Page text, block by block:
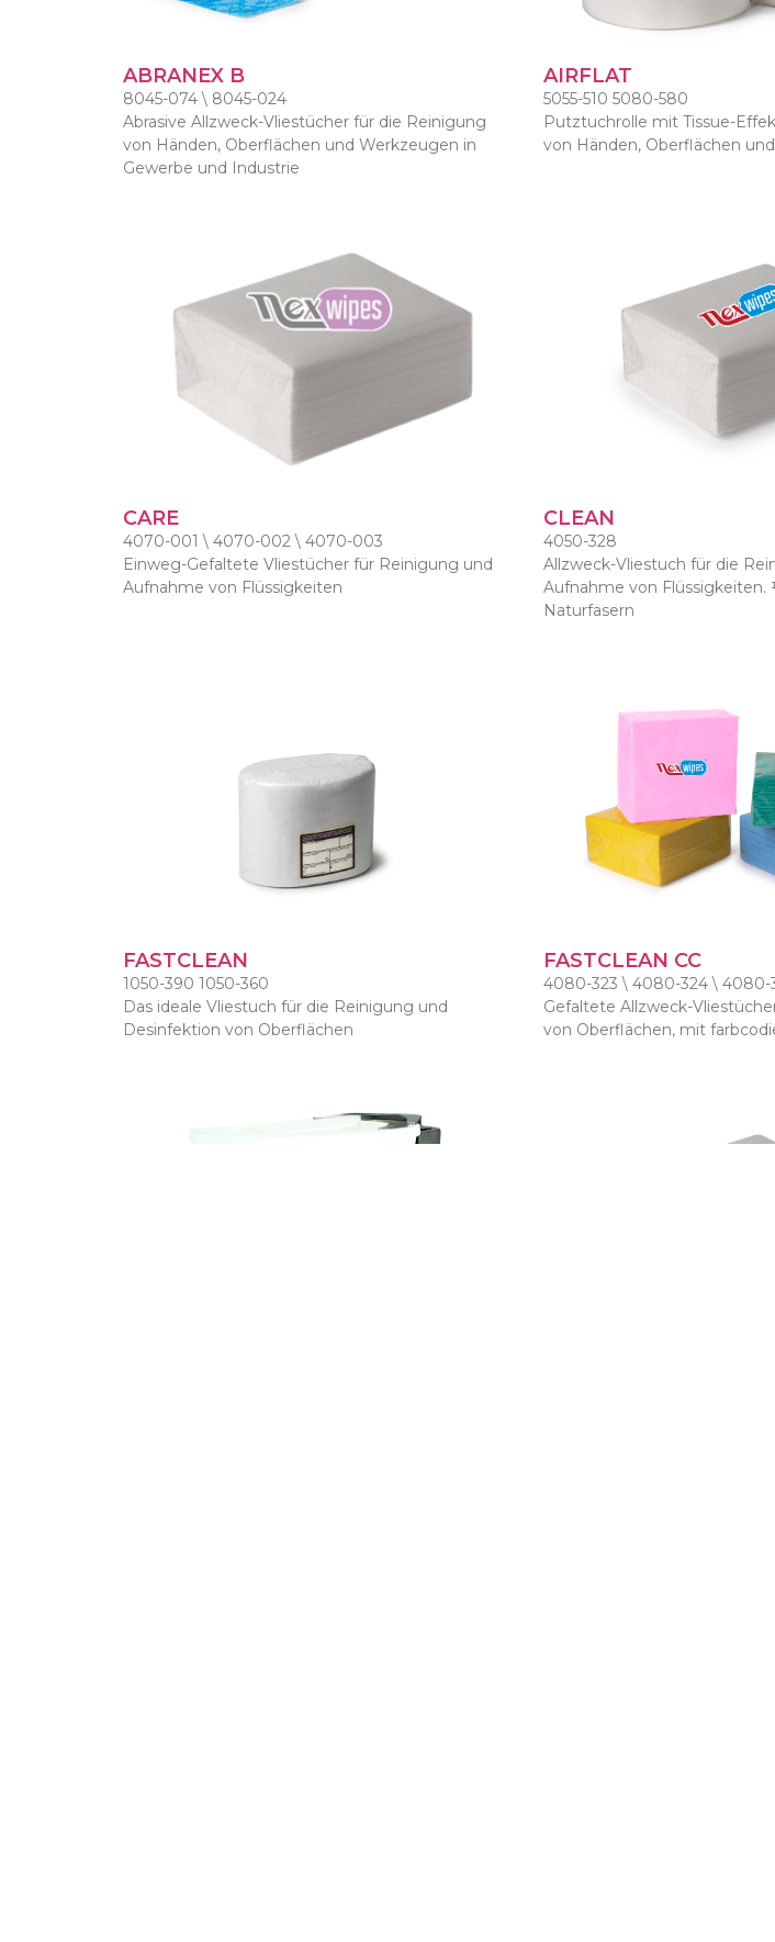
ABRANEX B
8045-074 \ 8045-024
Abrasive Allzweck-Vliestücher für die Reinigung
von Händen, Oberflächen und Werkzeugen in
Gewerbe und Industrie
AIRFLAT
5055-510 5080-580
Putztuchrolle mit Tissue-
von Händen, Oberflächen
CARE
4070-001 \ 4070-002 \ 4070-003
Einweg-Gefaltete Vliestücher für Reinigung und
Aufnahme von Flüssigkeiten
CLEAN
4050-328
Allzweck-Vliestuch für die
Aufnahme von Flüssigkeiten.
Naturfasern
FASTCLEAN
1050-390 1050-360
Das ideale Vliestuch für die Reinigung und
Desinfektion von Oberflächen
FASTCLEAN CC
4080-323 \ 4080-324 \ 4080-
Gefaltete Allzweck-
von Oberflächen, mit